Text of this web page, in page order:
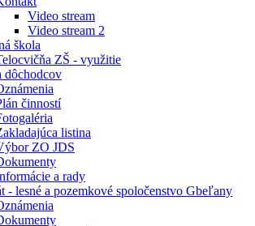
Video stream
Video stream 2
škola
ZŠ - využitie
dôchodcov
činností
listina
ZO JDS
a rady
- lesné a pozemkové spoločenstvo Gbeľany